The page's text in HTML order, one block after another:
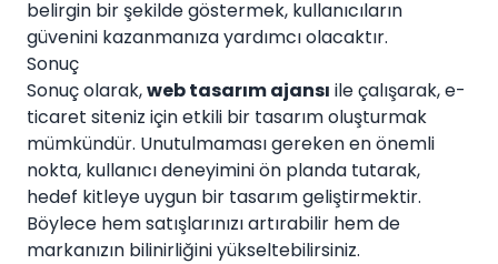
belirgin bir şekilde göstermek, kullanıcıların
güvenini kazanmanıza yardımcı olacaktır.
Sonuç
Sonuç olarak,web tasarım ajansı ile çalışarak, e-
ticaret siteniz için etkili bir tasarım oluşturmak
mümkündür. Unutulmaması gereken en önemli
nokta, kullanıcı deneyimini ön planda tutarak,
hedef kitleye uygun bir tasarım geliştirmektir.
Böylece hem satışlarınızı artırabilir hem de
markanızın bilinirliğini yükseltebilirsiniz.